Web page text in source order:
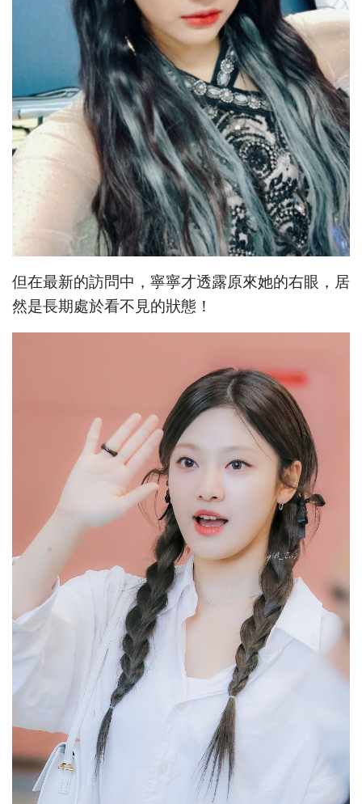
但在最新的訪問中，寧寧才透露原來她的右眼，居
然是長期處於看不見的狀態！